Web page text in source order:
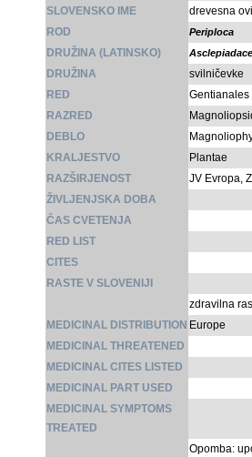
SLOVENSKO IME
drevesna
ROD
Periploca
DRUŽINA (LATINSKO)
DRUŽINA
svilničevke
RED
Gentianales
RAZRED
DEBLO
KRALJESTVO
Plantae
RAZŠIRJENOST
JV Evropa,
ŽIVLJENJSKA DOBA
ČAS CVETENJA
RED LIST
CITES
RASTE V SLOVENIJI
zdravilna
MEDICINAL DISTRIBUTION Europe
MEDICINAL THREATENED
MEDICINAL CITES LISTED
MEDICINAL PART USED
MEDICINAL SYMPTOMS
TREATED
Opomba: